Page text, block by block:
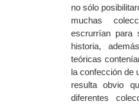
no sólo
muchas
escrurrían para
historia,
teóricas
la confección de
resulta obvio
diferentes